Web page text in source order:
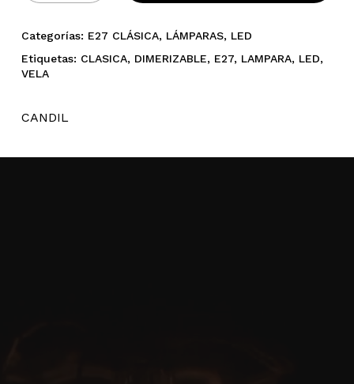
Categorías: E27 CLÁSICA, LÁMPARAS, LED
Etiquetas: CLASICA, DIMERIZABLE, E27, LAMPARA, LED,
VELA
CANDIL